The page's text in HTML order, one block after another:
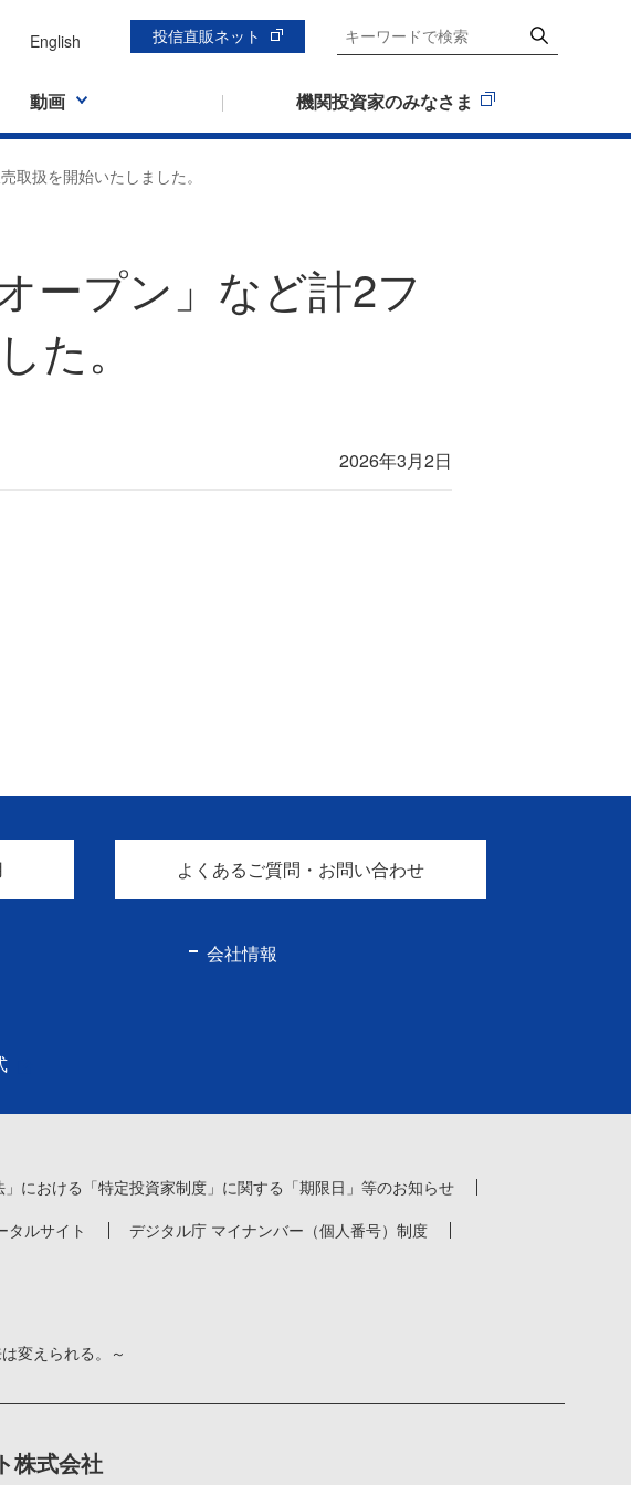
English 投信直販ネット
動画 機関投資家のみなさま
取扱を開始いたしました。
ープン」など計2フ
た。
2026年3月2日
よくあるご質問・お問い合わせ
会社情報
」における「特定投資家制度」に関する「期限日」等のお知らせ
タルサイト
デジタル庁 マイナンバー（個人番号）制度
変えられる。～
株式会社